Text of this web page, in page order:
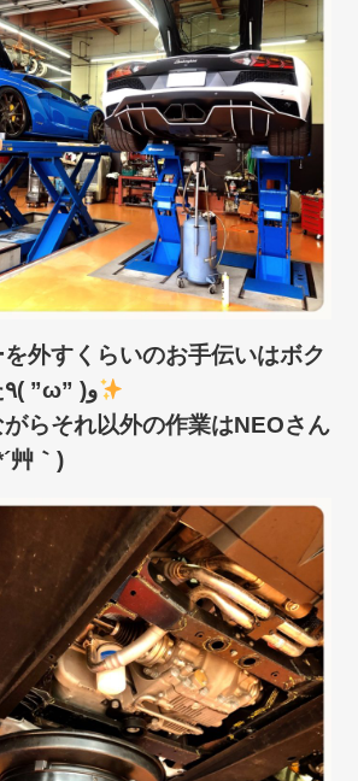
外すくらいのお手伝いはボク
でもできました٩( ”ω” )و
がらそれ以外の作業はNEOさん
艸｀)